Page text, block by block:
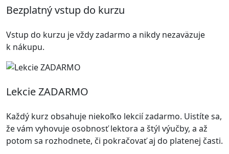
Bezplatný vstup do kurzu
Vstup do kurzu je vždy zadarmo a nikdy nezaväzuje
k nákupu.
Lekcie ZADARMO
Každý kurz obsahuje niekoľko lekcií zadarmo. Uistíte sa,
že vám vyhovuje osobnosť lektora a štýl výučby, a až
potom sa rozhodnete, či pokračovať aj do platenej časti.